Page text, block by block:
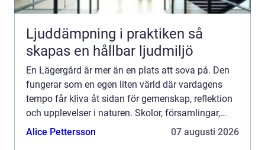
Ljuddämpning i praktiken så
skapas en hållbar ljudmiljö
En Lägergård är mer än en plats att sova på. Den
fungerar som en egen liten värld där vardagens
tempo får kliva åt sidan för gemenskap, reflektion
och upplevelser i naturen. Skolor, församlingar,
föreningar och företag använder lägergårdar för att
Alice Pettersson 07 augusti 2026